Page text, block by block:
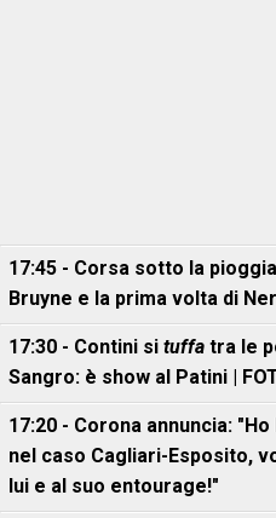
17:45 - Corsa sotto la
Bruyne e la prima volta di
17:30 - Contini si tuffa tra le
Sangro: è show al Patini |
17:20 - Corona annuncia:
nel caso Cagliari-Esposito,
lui e al suo entourage!"